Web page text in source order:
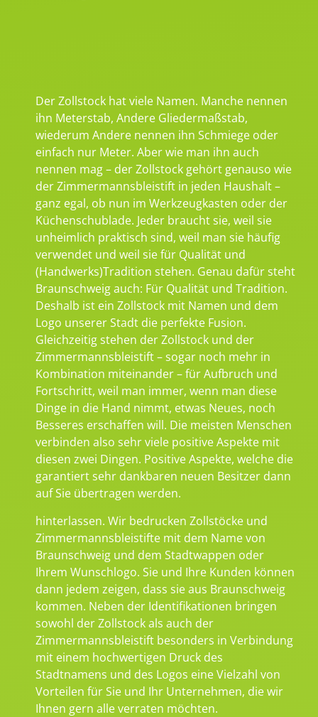
Der Zollstock hat viele Namen. Manche nennen
ihn Meterstab, Andere Gliedermaßstab,
wiederum Andere nennen ihn Schmiege oder
einfach nur Meter. Aber wie man ihn auch
nennen mag – der Zollstock gehört genauso wie
der Zimmermannsbleistift in jeden Haushalt –
ganz egal, ob nun im Werkzeugkasten oder der
Küchenschublade. Jeder braucht sie, weil sie
unheimlich praktisch sind, weil man sie häufig
verwendet und weil sie für Qualität und
(Handwerks)Tradition stehen. Genau dafür steht
Braunschweig auch: Für Qualität und Tradition.
Deshalb ist ein Zollstock mit Namen und dem
Logo unserer Stadt die perfekte Fusion.
Gleichzeitig stehen der Zollstock und der
Zimmermannsbleistift – sogar noch mehr in
Kombination miteinander – für Aufbruch und
Fortschritt, weil man immer, wenn man diese
Dinge in die Hand nimmt, etwas Neues, noch
Besseres erschaffen will. Die meisten Menschen
verbinden also sehr viele positive Aspekte mit
diesen zwei Dingen. Positive Aspekte, welche die
garantiert sehr dankbaren neuen Besitzer dann
auf Sie übertragen werden.
hinterlassen. Wir bedrucken Zollstöcke und
Zimmermannsbleistifte mit dem Name von
Braunschweig und dem Stadtwappen oder
Ihrem Wunschlogo. Sie und Ihre Kunden können
dann jedem zeigen, dass sie aus Braunschweig
kommen. Neben der Identifikationen bringen
sowohl der Zollstock als auch der
Zimmermannsbleistift besonders in Verbindung
mit einem hochwertigen Druck des
Stadtnamens und des Logos eine Vielzahl von
Vorteilen für Sie und Ihr Unternehmen, die wir
Ihnen gern alle verraten möchten.